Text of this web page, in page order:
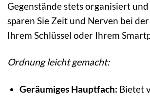
Gegenstände stets organisiert
sparen Sie Zeit und Nerven bei
Ihrem Schlüssel oder Ihrem
Ordnung leicht gemacht:
Geräumiges Hauptfach: Bietet